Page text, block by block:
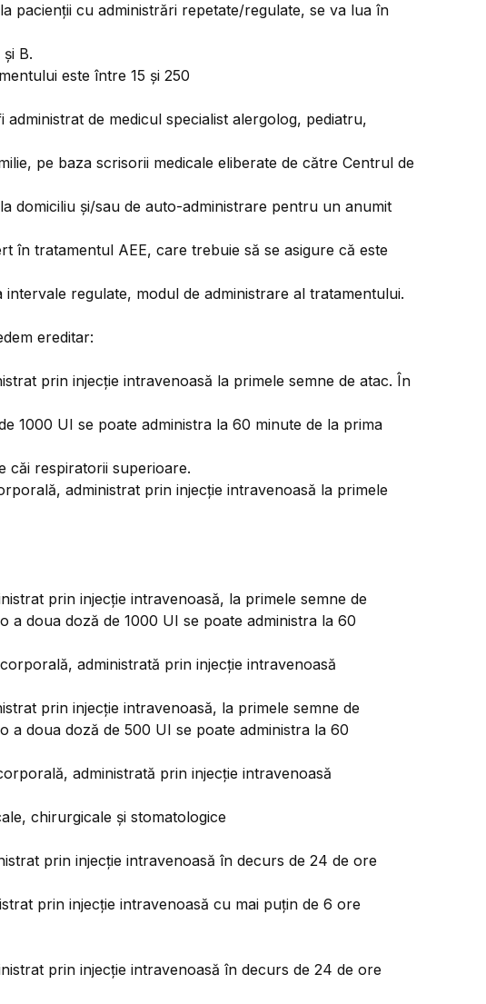
pacienții cu administrări repetate/regulate, se va lua în
B.
este între 15 și 250
de medicul specialist alergolog, pediatru,
pe baza scrisorii medicale eliberate de către Centrul de
domiciliu și/sau de auto-administrare pentru un anumit
în tratamentul AEE, care trebuie să se asigure că este
regulate, modul de administrare al tratamentului.
ereditar:
prin injecție intravenoasă la primele semne de atac. În
1000 UI se poate administra la 60 minute de la prima
căi respiratorii superioare.
administrat prin injecție intravenoasă la primele
prin injecție intravenoasă, la primele semne de
a doua doză de 1000 UI se poate administra la 60
administrată prin injecție intravenoasă
prin injecție intravenoasă, la primele semne de
a doua doză de 500 UI se poate administra la 60
administrată prin injecție intravenoasă
chirurgicale și stomatologice
prin injecție intravenoasă în decurs de 24 de ore
prin injecție intravenoasă cu mai puțin de 6 ore
prin injecție intravenoasă în decurs de 24 de ore